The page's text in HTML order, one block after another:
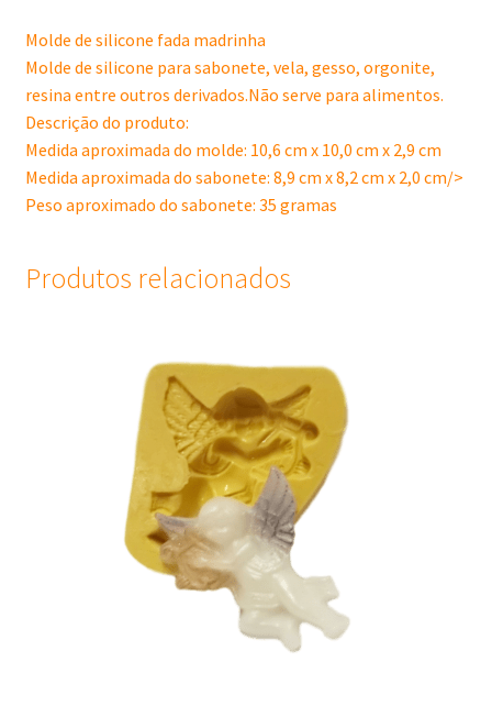
Molde de silicone fada madrinha
Molde de silicone para sabonete, vela, gesso, orgonite,
resina entre outros derivados.Não serve para alimentos.
Descrição do produto:
Medida aproximada do molde: 10,6 cm x 10,0 cm x 2,9 cm
Medida aproximada do sabonete: 8,9 cm x 8,2 cm x 2,0 cm/>
Peso aproximado do sabonete: 35 gramas
Produtos relacionados